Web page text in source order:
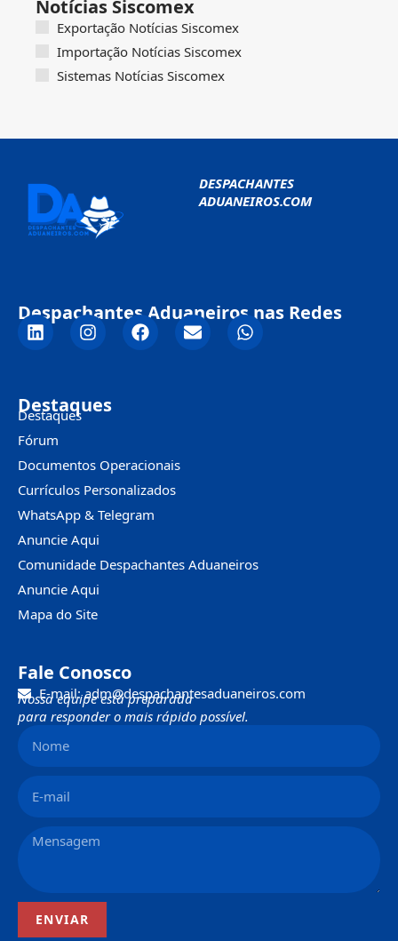
Notícias Siscomex
Exportação Notícias Siscomex
Importação Notícias Siscomex
Sistemas Notícias Siscomex
DESPACHANTES
ADUANEIROS.COM
Despachantes Aduaneiros nas Redes
Destaques
Destaques
Fórum
Documentos Operacionais
Currículos Personalizados
WhatsApp & Telegram
Anuncie Aqui
Comunidade Despachantes Aduaneiros
Anuncie Aqui
Mapa do Site
Fale Conosco
E-mail: adm@despachantesaduaneiros.com
Nossa equipe está preparada
para responder o mais rápido possível.
ENVIAR